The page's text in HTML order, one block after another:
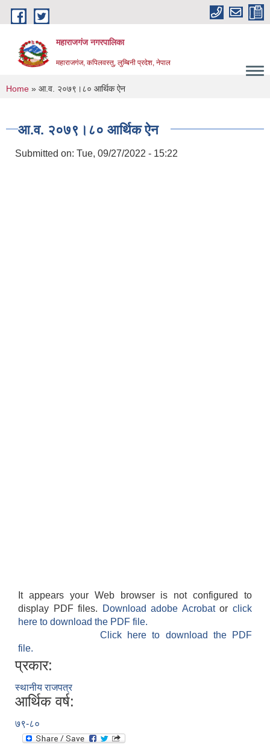
Skip to main content
महाराजगंज नगरपालिका
महाराजगंज, कपिलवस्तु, लुम्बिनी प्रदेश, नेपाल
You are here
Home » आ.व. २०७९।८० आर्थिक ऐन
आ.व. २०७९।८० आर्थिक ऐन
Submitted on: Tue, 09/27/2022 - 15:22
It appears your Web browser is not configured to
display PDF files.
Download adobe Acrobatorclick
here to download the PDF file.
Click here to download the PDF
file.
प्रकार:
स्थानीय राजपत्र
आर्थिक वर्ष:
७९-८०